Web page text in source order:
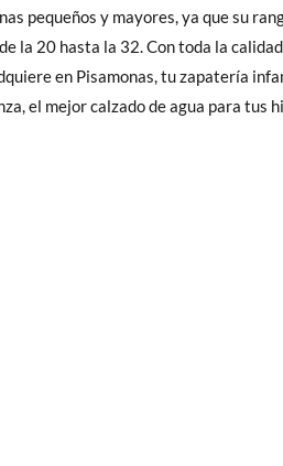
pequeños y mayores, ya que su
la 20 hasta la 32. Con toda la
en Pisamonas, tu zapatería
el mejor calzado de agua para tus
El precio final será el de los
Cambios & Devolucionesde
se encargará de todo: te
¡no tienes que preocuparte por
27 28 29 30 31